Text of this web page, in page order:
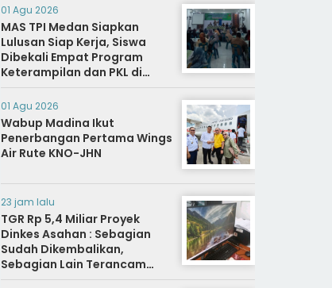
01 Agu 2026
MAS TPI Medan Siapkan
Lulusan Siap Kerja, Siswa
Dibekali Empat Program
Keterampilan dan PKL di
Dunia Industri
01 Agu 2026
Wabup Madina Ikut
Penerbangan Pertama Wings
Air Rute KNO-JHN
23 jam lalu
TGR Rp 5,4 Miliar Proyek
Dinkes Asahan : Sebagian
Sudah Dikembalikan,
Sebagian Lain Terancam
Sanksi Hukuman Berat